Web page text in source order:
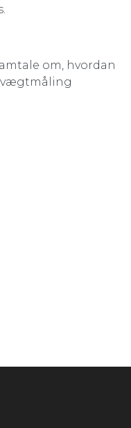
om, hvordan
vægtmåling